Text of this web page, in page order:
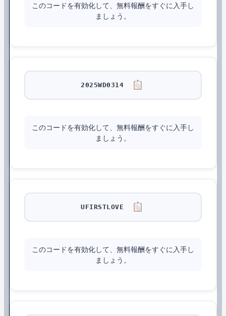
このコードを有効化して、無料報酬をすぐに入手し
ましょう。
2025WD0314
このコードを有効化して、無料報酬をすぐに入手し
ましょう。
UFIRSTLOVE
このコードを有効化して、無料報酬をすぐに入手し
ましょう。